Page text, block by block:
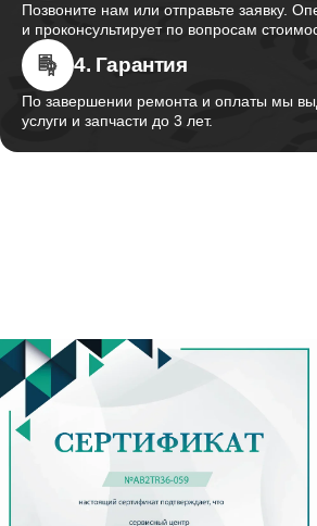
Позвоните нам или отправьте заявку.
и проконсультирует по вопросам
4. Гарантия
По завершении ремонта и оплаты мы
услуги и запчасти до 3 лет.